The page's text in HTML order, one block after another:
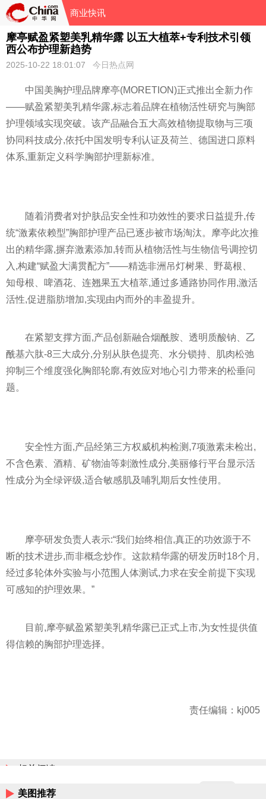
商业快讯
摩亭赋盈紧塑美乳精华露 以五大植萃+专利技术引领
西公布护理新趋势
2025-10-22 18:01:07 今日热点网
中国美胸护理品牌摩亭(MORETION)正式推出全新力作
——赋盈紧塑美乳精华露,标志着品牌在植物活性研究与胸部
护理领域实现突破。该产品融合五大高效植物提取物与三项
协同科技成分,依托中国发明专利认证及荷兰、德国进口原料
体系,重新定义科学胸部护理新标准。
随着消费者对护肤品安全性和功效性的要求日益提升,传
统“激素依赖型”胸部护理产品已逐步被市场淘汰。摩亭此次推
出的精华露,摒弃激素添加,转而从植物活性与生物信号调控切
入,构建“赋盈大满贯配方”——精选非洲吊灯树果、野葛根、
知母根、啤酒花、连翘果五大植萃,通过多通路协同作用,激活
活性,促进脂肪增加,实现由内而外的丰盈提升。
在紧塑支撑方面,产品创新融合烟酰胺、透明质酸钠、乙
酰基六肽-8三大成分,分别从肤色提亮、水分锁持、肌肉松弛
抑制三个维度强化胸部轮廓,有效应对地心引力带来的松垂问
题。
安全性方面,产品经第三方权威机构检测,7项激素未检出,
不含色素、酒精、矿物油等刺激性成分,美丽修行平台显示活
性成分为全绿评级,适合敏感肌及哺乳期后女性使用。
摩亭研发负责人表示:“我们始终相信,真正的功效源于不
断的技术进步,而非概念炒作。这款精华露的研发历时18个月,
经过多轮体外实验与小范围人体测试,力求在安全前提下实现
可感知的护理效果。”
目前,摩亭赋盈紧塑美乳精华露已正式上市,为女性提供值
得信赖的胸部护理选择。
责任编辑：kj005
相关阅读
美图推荐